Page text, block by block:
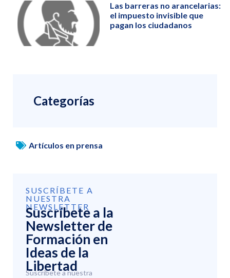
Las barreras no arancelarias:
el impuesto invisible que
pagan los ciudadanos
Categorías
Artículos en prensa
SUSCRÍBETE A
NUESTRA
NEWSLETTER
Suscríbete a la
Newsletter de
Formación en
Ideas de la
Libertad
Suscríbete a nuestra